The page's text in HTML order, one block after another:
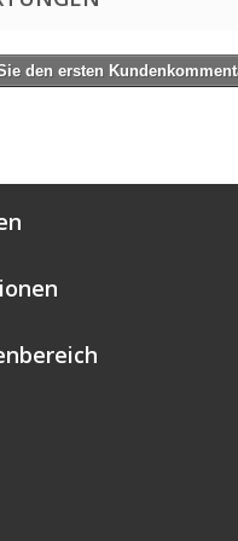
den ersten